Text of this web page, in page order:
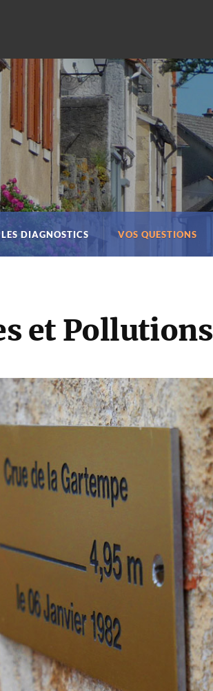
LES DIAGNOSTICS VOS QUESTIONS
et Pollutions